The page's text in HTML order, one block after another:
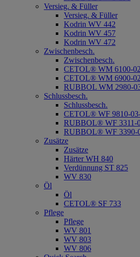
Versieg. & Füller
Versieg. & Füller
Kodrin WV 442
Kodrin WV 457
Kodrin WV 472
Zwischenbesch.
Zwischenbesch.
CETOL® WM 6100-02
CETOL® WM 6900-02
RUBBOL WM 2980-
Schlussbesch.
Schlussbesch.
CETOL® WF 9810-
RUBBOL® WF 3311-
RUBBOL® WF 3390-
Zusätze
Zusätze
Härter WH 840
Verdünnung ST 825
WV 830
Öl
Öl
CETOL® SF 733
Pflege
Pflege
WV 801
WV 803
WV 806